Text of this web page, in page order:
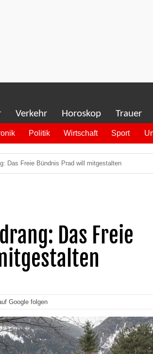
Verkehr Horoskop Trauer
Politik Wirtschaft Sport
Das Freie Bündnis Prad will mitgestalten
Das Freie
Google folgen